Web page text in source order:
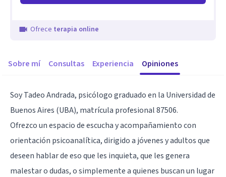
Ofrece terapia online
Sobre mí Consultas Experiencia Opiniones
Soy Tadeo Andrada, psicólogo graduado en la Universidad de
Buenos Aires (UBA), matrícula profesional 87506.
Ofrezco un espacio de escucha y acompañamiento con
orientación psicoanalítica, dirigido a jóvenes y adultos que
deseen hablar de eso que les inquieta, que les genera
malestar o dudas, o simplemente a quienes buscan un lugar